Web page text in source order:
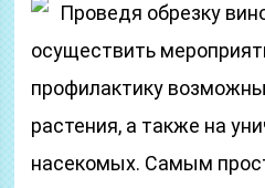
Проведя обрезку
осуществить
профилактику
растения, а также на
насекомых. Самым